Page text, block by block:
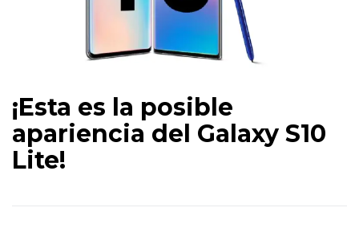
¡Esta es la posible
apariencia del Galaxy S10
Lite!